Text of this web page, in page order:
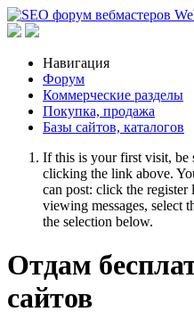
Навигация
Форум
Коммерческие разделы
Покупка, продажа
Базы сайтов, каталогов
If this is your first visit, be
clicking the link above.
can post: click the
viewing messages, select
the selection below.
Отдам
сайтов